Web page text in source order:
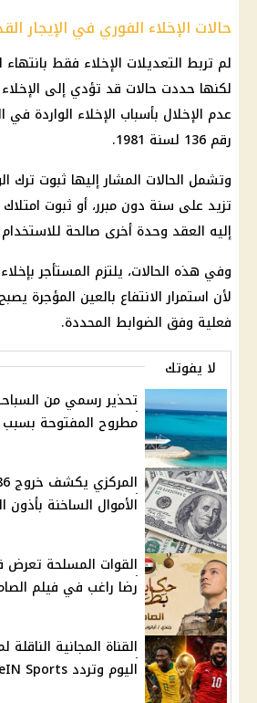
حالات الإخلاء الفوري في الإيجار
لم تربط التعديلات الإخلاء فقط بانتهاء
لكنها حددت حالات قد تؤدي إلى
رقم 136 لسنة 1981.
وتشمل الحالات المشار إليها ثبوت ترك
تزيد على سنة دون مبرر، أو ثبوت
إليه العقد وحدة أخرى صالحة
وفي هذه الحالات، يلتزم المستأجر
لأن استمرار الانتفاع بالعين المؤجرة
فعلية وفق الضوابط المحددة.
لا يفوتك
تحذير رسمي من
مطروح المفتوحة بسبب
الأموال الساخنة
القوات المسلحة تعرض
رضا راغب في فيلم
القناة المجانية الناقلة
اليوم وتردد beIN Sports المفتوحة